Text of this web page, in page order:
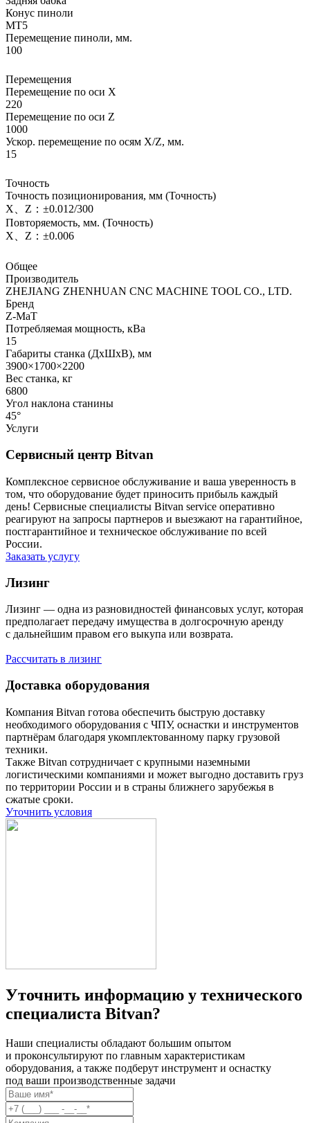
Конус пиноли
MT5
Перемещение пиноли, мм.
100
Перемещения
Перемещение по оси X
220
Перемещение по оси Z
1000
Ускор. перемещение по осям X/Z, мм.
15
Точность
Точность позиционирования, мм (Точность)
X、Z：±0.012/300
Повторяемость, мм. (Точность)
X、Z：±0.006
Общее
Производитель
ZHEJIANG ZHENHUAN CNC MACHINE TOOL CO., LTD.
Бренд
Z-MaT
Потребляемая мощность, кВа
15
Габариты станка (ДхШхВ), мм
3900×1700×2200
Вес станка, кг
6800
Угол наклона станины
45°
Услуги
Сервисный центр Bitvan
Комплексное сервисное обслуживание и ваша уверенность в
том, что оборудование будет приносить прибыль каждый
день! Сервисные специалисты Bitvan service оперативно
реагируют на запросы партнеров и выезжают на гарантийное,
постгарантийное и техническое обслуживание по всей
России.
Заказать услугу
Лизинг
Лизинг — одна из разновидностей финансовых услуг, которая
предполагает передачу имущества в долгосрочную аренду
с дальнейшим правом его выкупа или возврата.
Рассчитать в лизинг
Доставка оборудования
Компания Bitvan готова обеспечить быструю доставку
необходимого оборудования с ЧПУ, оснастки и инструментов
партнёрам благодаря укомплектованному парку грузовой
техники.
Также Bitvan сотрудничает с крупными наземными
логистическими компаниями и может выгодно доставить груз
по территории России и в страны ближнего зарубежья в
сжатые сроки.
Уточнить условия
Уточнить информацию у технического
специалиста Bitvan?
Наши специалисты обладают большим опытом
и проконсультируют по главным характеристикам
оборудования, а также подберут инструмент и оснастку
под ваши производственные задачи